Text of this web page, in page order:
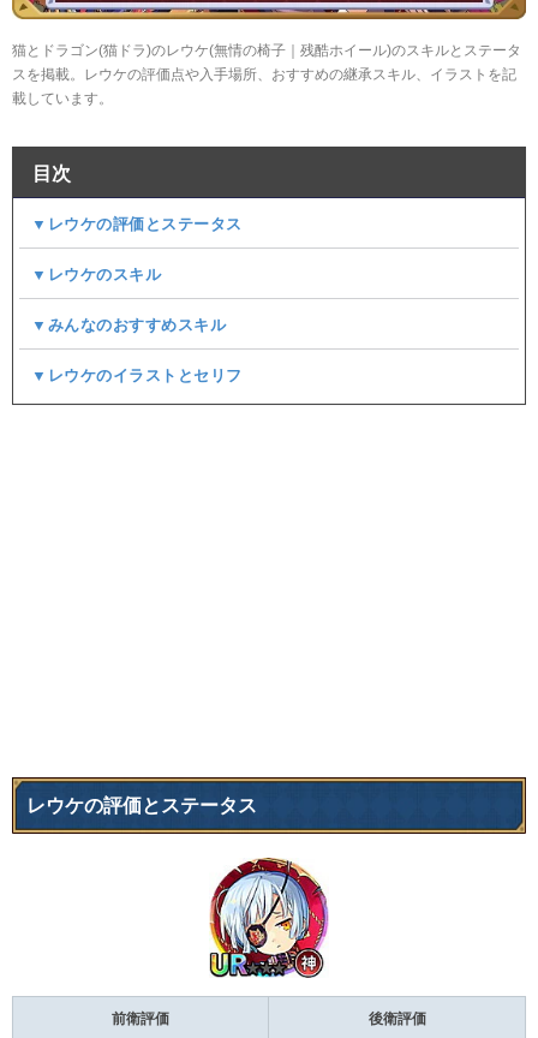
猫とドラゴン(猫ドラ)のレウケ(無情の椅子｜残酷ホイール)のスキルとステータ
スを掲載。レウケの評価点や入手場所、おすすめの継承スキル、イラストを記
載しています。
目次
▼レウケの評価とステータス
▼レウケのスキル
▼みんなのおすすめスキル
▼レウケのイラストとセリフ
レウケの評価とステータス
前衛評価 後衛評価